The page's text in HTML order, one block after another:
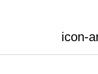
icon-